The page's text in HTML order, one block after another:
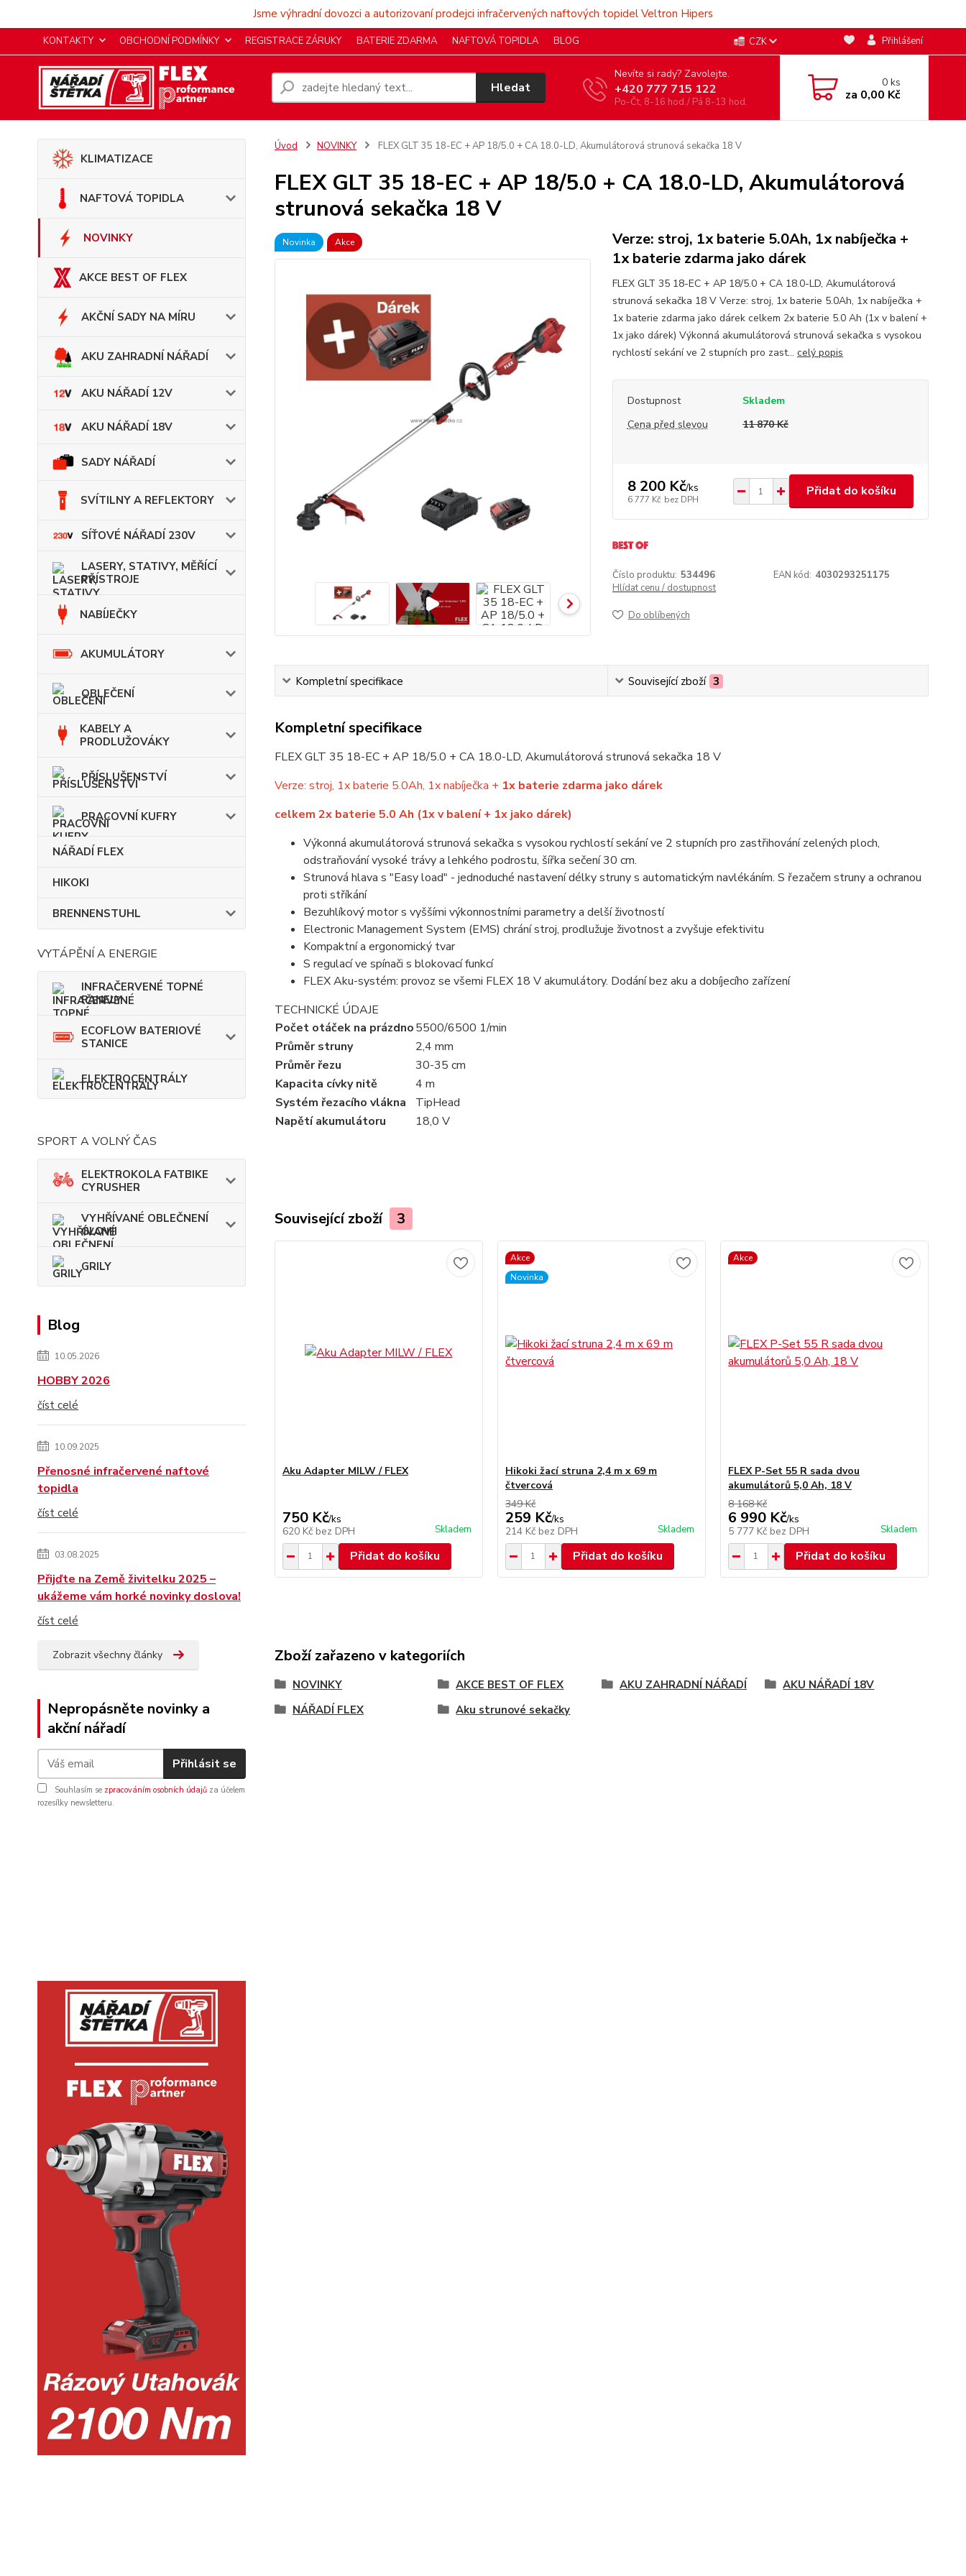
Jsme výhradní dovozci a autorizovaní prodejci infračervených naftových topidel Veltron Hipers
KONTAKTY OBCHODNÍ PODMÍNKY REGISTRACE ZÁRUKY BATERIE ZDARMA NAFTOVÁ TOPIDLA BLOG CZK Přihlášení
Hledat
Nevíte si rady? Zavolejte.
+420 777 715 122
Po-Čt, 8-16 hod./ Pá 8-13 hod.
0ks
za 0,00 Kč
KLIMATIZACE
NAFTOVÁ TOPIDLA
NOVINKY
AKCE BEST OF FLEX
AKČNÍ SADY NA MÍRU
AKU ZAHRADNÍ NÁŘADÍ
AKU NÁŘADÍ 12V
AKU NÁŘADÍ 18V
SADY NÁŘADÍ
SVÍTILNY A REFLEKTORY
SÍŤOVÉ NÁŘADÍ 230V
LASERY, STATIVY, MĚŘÍCÍ
PŘÍSTROJE
NABÍJEČKY
AKUMULÁTORY
OBLEČENÍ
KABELY A
PRODLUŽOVÁKY
PŘÍSLUŠENSTVÍ
PRACOVNÍ KUFRY
NÁŘADÍ FLEX
HIKOKI
BRENNENSTUHL
VYTÁPĚNÍ A ENERGIE
INFRAČERVENÉ TOPNÉ
PANELY
ECOFLOW BATERIOVÉ
STANICE
ELEKTROCENTRÁLY
SPORT A VOLNÝ ČAS
ELEKTROKOLA FATBIKE
CYRUSHER
VYHŘÍVANÉ OBLEČNENÍ
GLOVII
GRILY
Blog
10.05.2026
HOBBY 2026
číst celé
10.09.2025
Přenosné infračervené naftové
topidla
číst celé
03.08.2025
Přijďte na Země živitelku 2025 –
ukážeme vám horké novinky doslova!
číst celé
Zobrazit všechny články
Nepropásněte novinky a
akční nářadí
Přihlásit se
Souhlasím se zpracováním osobních údajů za účelem
rozesílky newsletteru.
Úvod NOVINKY FLEX GLT 35 18-EC + AP 18/5.0 + CA 18.0-LD, Akumulátorová strunová sekačka 18 V
FLEX GLT 35 18-EC + AP 18/5.0 + CA 18.0-LD, Akumulátorová
strunová sekačka 18 V
Novinka Akce
Verze: stroj, 1x baterie 5.0Ah, 1x nabíječka +
1x baterie zdarma jako dárek
FLEX GLT 35 18-EC + AP 18/5.0 + CA 18.0-LD, Akumulátorová
strunová sekačka 18 V Verze: stroj, 1x baterie 5.0Ah, 1x nabíječka +
1x baterie zdarma jako dárek celkem 2x baterie 5.0 Ah (1x v balení +
1x jako dárek) Výkonná akumulátorová strunová sekačka s vysokou
rychlostí sekání ve 2 stupních pro zast... celý popis
Dostupnost
Skladem
Cena před slevou
11 870 Kč
8 200 Kč/ks
6 777 Kč bez DPH
Přidat do košíku
Číslo produktu: 534496 EAN kód: 4030293251175
Hlídat cenu / dostupnost
Do oblíbených
Kompletní specifikace Související zboží 3
Kompletní specifikace
FLEX GLT 35 18-EC + AP 18/5.0 + CA 18.0-LD, Akumulátorová strunová sekačka 18 V
Verze: stroj, 1x baterie 5.0Ah, 1x nabíječka + 1x baterie zdarma jako dárek
celkem 2x baterie 5.0 Ah (1x v balení + 1x jako dárek)
Výkonná akumulátorová strunová sekačka s vysokou rychlostí sekání ve 2 stupních pro zastřihování zelených ploch,
odstraňování vysoké trávy a lehkého podrostu, šířka sečení 30 cm.
Strunová hlava s "Easy load" - jednoduché nastavení délky struny s automatickým navlékáním. S řezačem struny a ochranou
proti stříkání
Bezuhlíkový motor s vyššími výkonnostními parametry a delší životností
Electronic Management System (EMS) chrání stroj, prodlužuje životnost a zvyšuje efektivitu
Kompaktní a ergonomický tvar
S regulací ve spínači s blokovací funkcí
FLEX Aku-systém: provoz se všemi FLEX 18 V akumulátory. Dodání bez aku a dobíjecího zařízení
TECHNICKÉ ÚDAJE
Počet otáček na prázdno5500/6500 1/min
Průměr struny
2,4 mm
Průměr řezu
30-35 cm
Kapacita cívky nitě
4 m
Systém řezacího vlákna
TipHead
Napětí akumulátoru
18,0 V
Související zboží 3
Aku Adapter MILW / FLEX
750 Kč/ks
620 Kč bez DPH Skladem
Přidat do košíku
Akce
Novinka
Hikoki žací struna 2,4 m x 69 m
čtvercová
349 Kč
259 Kč/ks
214 Kč bez DPH Skladem
Přidat do košíku
Akce
FLEX P-Set 55 R sada dvou
akumulátorů 5,0 Ah, 18 V
8 168 Kč
6 990 Kč/ks
5 777 Kč bez DPH Skladem
Přidat do košíku
Zboží zařazeno v kategoriích
NOVINKY AKCE BEST OF FLEX AKU ZAHRADNÍ NÁŘADÍ
AKU NÁŘADÍ 18V
NÁŘADÍ FLEX
Aku strunové sekačky